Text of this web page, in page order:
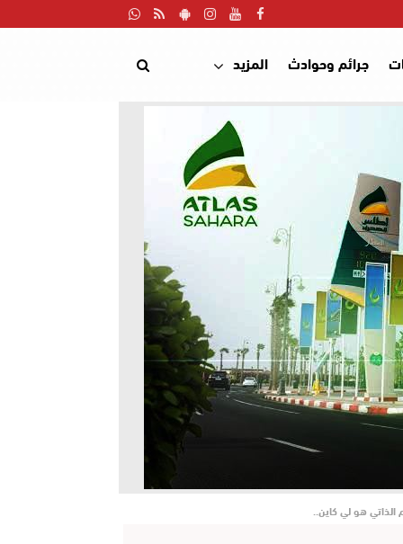
جرائم وحوادث المزيد